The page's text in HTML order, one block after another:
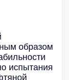
образом
испытания